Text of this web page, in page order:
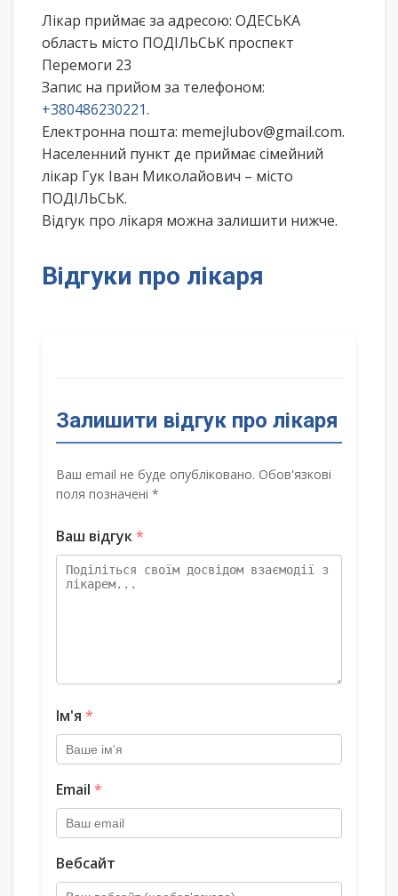
Лікар приймає за адресою: ОДЕСЬКА
область місто ПОДІЛЬСЬК проспект
Перемоги 23
Запис на прийом за телефоном:
+380486230221.
Електронна пошта: memejlubov@gmail.com.
Населенний пункт де приймає сімейний
лікар Гук Іван Миколайович – місто
ПОДІЛЬСЬК.
Відгук про лікаря можна залишити нижче.
Відгуки про лікаря
Залишити відгук про лікаря
Ваш email не буде опубліковано. Обов'язкові
поля позначені *
Ваш відгук*
Ім'я *
Email *
Вебсайт